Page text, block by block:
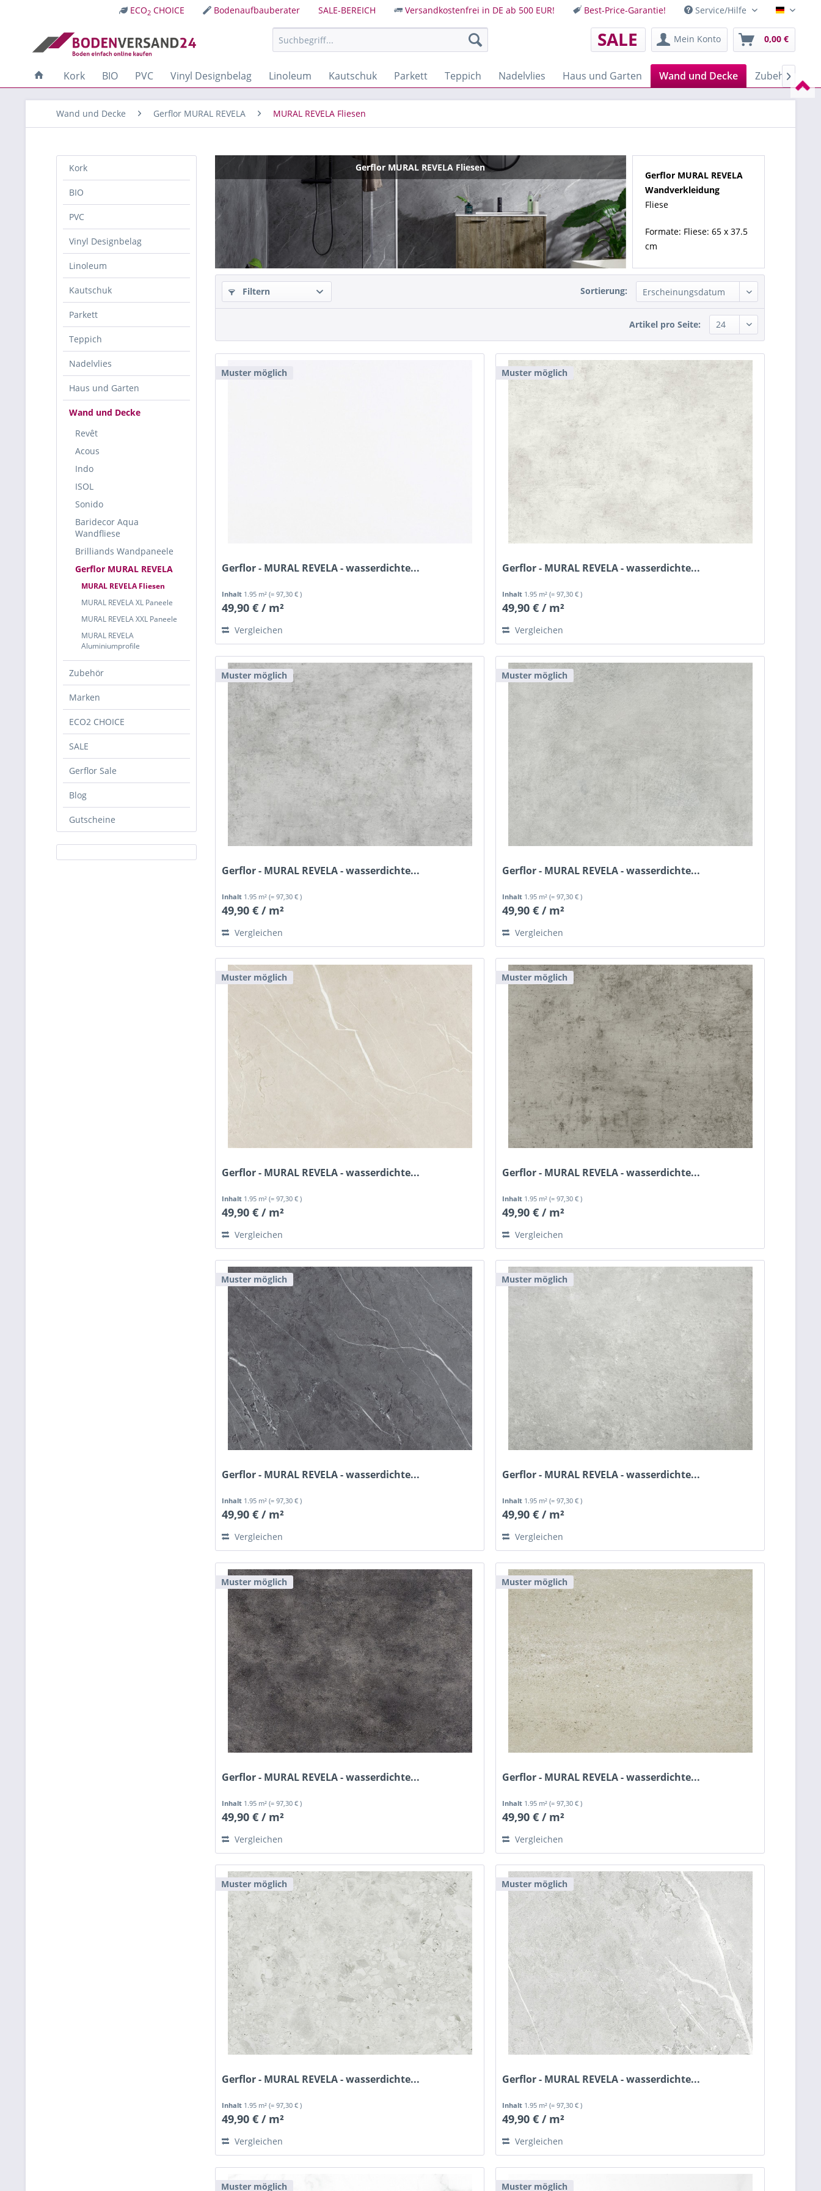
ECO2 CHOICE Bodenaufbauberater SALE-BEREICH Versandkostenfrei in DE ab 500 EUR! Best-Price-Garantie! Service/Hilfe Deutsch
SALE Mein Konto 0,00 €
Kork BIO PVC Vinyl Designbelag Linoleum Kautschuk Parkett Teppich Nadelvlies Haus und Garten Wand und Decke Zubehör

Wand und Decke Gerflor MURAL REVELA MURAL REVELA Fliesen
Kork
BIO
PVC
Vinyl Designbelag
Linoleum
Kautschuk
Parkett
Teppich
Nadelvlies
Haus und Garten
Wand und Decke
Revêt
Acous
Indo
ISOL
Sonido
Baridecor Aqua
Wandfliese
Brilliands Wandpaneele
Gerflor MURAL REVELA
MURAL REVELA Fliesen
MURAL REVELA XL Paneele
MURAL REVELA XXL Paneele
MURAL REVELA
Aluminiumprofile
Zubehör
Marken
ECO2 CHOICE
SALE
Gerflor Sale
Blog
Gutscheine
Gerflor MURAL REVELA Fliesen
Gerflor MURAL REVELA
Wandverkleidung
Fliese
Formate: Fliese: 65 x 37.5
cm
Filtern Sortierung:
Artikel pro Seite:
Muster möglich
Gerflor - MURAL REVELA - wasserdichte...
Inhalt 1.95 m²(= 97,30 € )
49,90 € / m²
Vergleichen
Muster möglich
Gerflor - MURAL REVELA - wasserdichte...
Inhalt 1.95 m²(= 97,30 € )
49,90 € / m²
Vergleichen
Muster möglich
Gerflor - MURAL REVELA - wasserdichte...
Inhalt 1.95 m²(= 97,30 € )
49,90 € / m²
Vergleichen
Muster möglich
Gerflor - MURAL REVELA - wasserdichte...
Inhalt 1.95 m²(= 97,30 € )
49,90 € / m²
Vergleichen
Muster möglich
Gerflor - MURAL REVELA - wasserdichte...
Inhalt 1.95 m²(= 97,30 € )
49,90 € / m²
Vergleichen
Muster möglich
Gerflor - MURAL REVELA - wasserdichte...
Inhalt 1.95 m²(= 97,30 € )
49,90 € / m²
Vergleichen
Muster möglich
Gerflor - MURAL REVELA - wasserdichte...
Inhalt 1.95 m²(= 97,30 € )
49,90 € / m²
Vergleichen
Muster möglich
Gerflor - MURAL REVELA - wasserdichte...
Inhalt 1.95 m²(= 97,30 € )
49,90 € / m²
Vergleichen
Muster möglich
Gerflor - MURAL REVELA - wasserdichte...
Inhalt 1.95 m²(= 97,30 € )
49,90 € / m²
Vergleichen
Muster möglich
Gerflor - MURAL REVELA - wasserdichte...
Inhalt 1.95 m²(= 97,30 € )
49,90 € / m²
Vergleichen
Muster möglich
Gerflor - MURAL REVELA - wasserdichte...
Inhalt 1.95 m²(= 97,30 € )
49,90 € / m²
Vergleichen
Muster möglich
Gerflor - MURAL REVELA - wasserdichte...
Inhalt 1.95 m²(= 97,30 € )
49,90 € / m²
Vergleichen
Muster möglich Muster möglich